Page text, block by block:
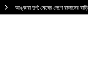
আঙ্কারা দুর্গ: মেঘের দেশে রাজাদের বাড়ি!